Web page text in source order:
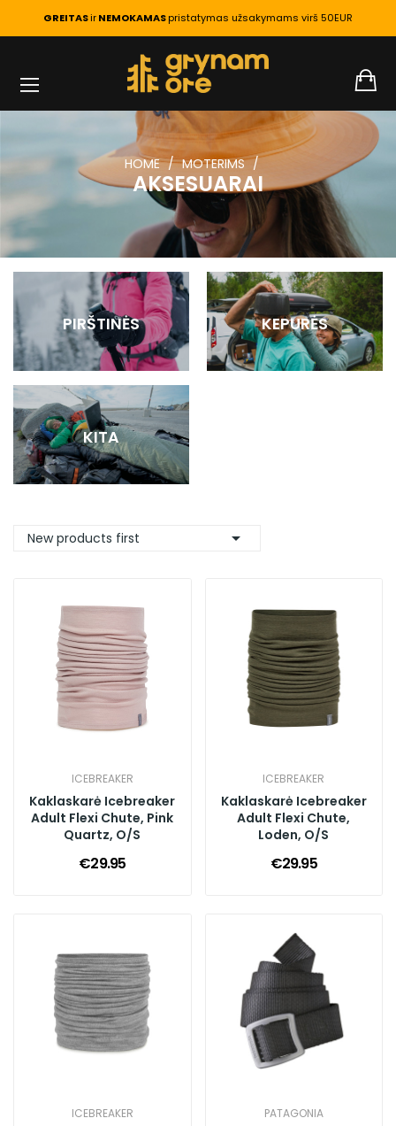
GREITASirNEMOKAMASpristatymas užsakymams virš 50EUR
HOME MOTERIMS
AKSESUARAI
PIRŠTINĖS KEPURĖS
KITA
New products first 
ICEBREAKER
Kaklaskarė Icebreaker
Adult Flexi Chute, Pink
Quartz, O/S
€29.95
ICEBREAKER
Kaklaskarė Icebreaker
Adult Flexi Chute,
Loden, O/S
€29.95
ICEBREAKER PATAGONIA